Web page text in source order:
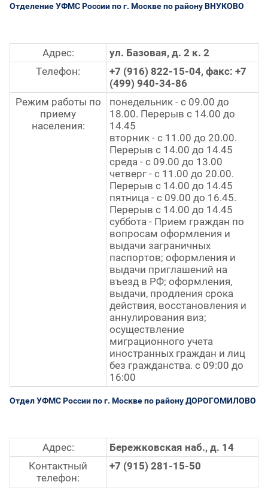
Отделение УФМС России по г. Москве по району ВНУКОВО
Адрес:
ул. Базовая, д. 2 к. 2
Телефон:
+7 (916) 822-15-04, факс: +7
(499) 940-34-86
Режим работы по
приему
населения:
понедельник - с 09.00 до
18.00. Перерыв с 14.00 до
14.45
вторник - с 11.00 до 20.00.
Перерыв с 14.00 до 14.45
среда - с 09.00 до 13.00
четверг - с 11.00 до 20.00.
Перерыв с 14.00 до 14.45
пятница - с 09.00 до 16.45.
Перерыв с 14.00 до 14.45
суббота - Прием граждан по
вопросам оформления и
выдачи заграничных
паспортов; оформления и
выдачи приглашений на
въезд в РФ; оформления,
выдачи, продления срока
действия, восстановления и
аннулирования виз;
осуществление
миграционного учета
иностранных граждан и лиц
без гражданства. с 09:00 до
16:00
Отдел УФМС России по г. Москве по району ДОРОГОМИЛОВО
Адрес:
Бережковская наб., д. 14
Контактный
телефон:
+7 (915) 281-15-50